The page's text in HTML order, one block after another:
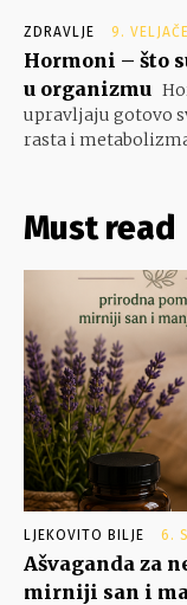
ZDRAVLJE 9.
Hormoni – što
u organizmu
upravljaju gotovo
rasta i
Must read
LJEKOVITO BILJE 6.
Ašvaganda za
mirniji san i